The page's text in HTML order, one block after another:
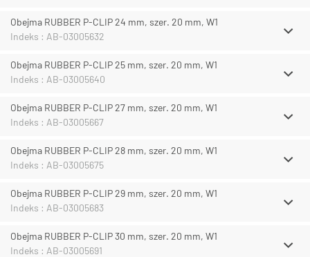
Obejma RUBBER P-CLIP 24 mm, szer. 20 mm, W1
Indeks : AB-03005632
Obejma RUBBER P-CLIP 25 mm, szer. 20 mm, W1
Indeks : AB-03005640
Obejma RUBBER P-CLIP 27 mm, szer. 20 mm, W1
Indeks : AB-03005667
Obejma RUBBER P-CLIP 28 mm, szer. 20 mm, W1
Indeks : AB-03005675
Obejma RUBBER P-CLIP 29 mm, szer. 20 mm, W1
Indeks : AB-03005683
Obejma RUBBER P-CLIP 30 mm, szer. 20 mm, W1
Indeks : AB-03005691